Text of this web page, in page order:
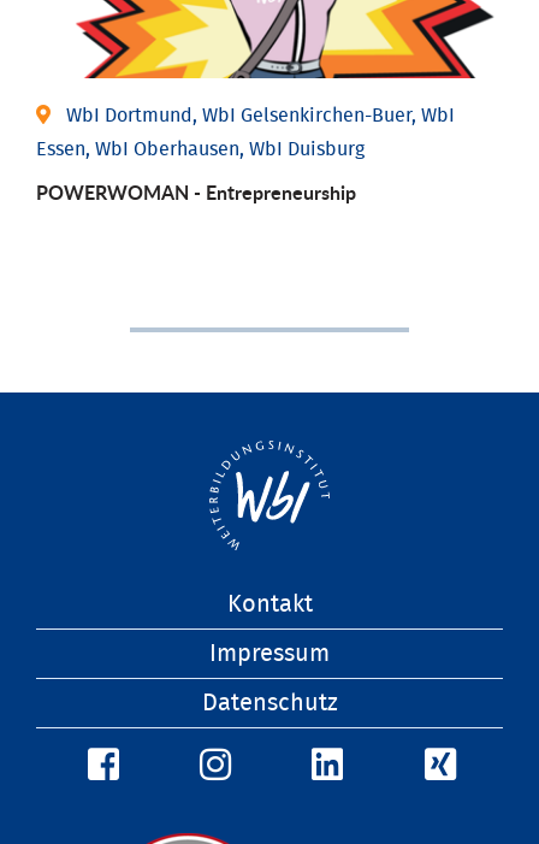
WbI Dortmund, WbI Gelsenkirchen-Buer, WbI
Essen, WbI Oberhausen, WbI Duisburg
POWERWOMAN - Entrepreneurship
Kontakt
Impressum
Datenschutz